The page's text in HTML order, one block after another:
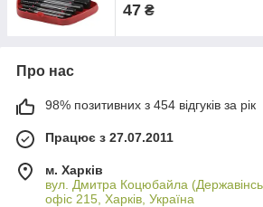
47 ₴
Про нас
98% позитивних з 454 відгуків за рік
Працює з 27.07.2011
м. Харків
вул. Дмитра Коцюбайла
офіс 215, Харків, Україна